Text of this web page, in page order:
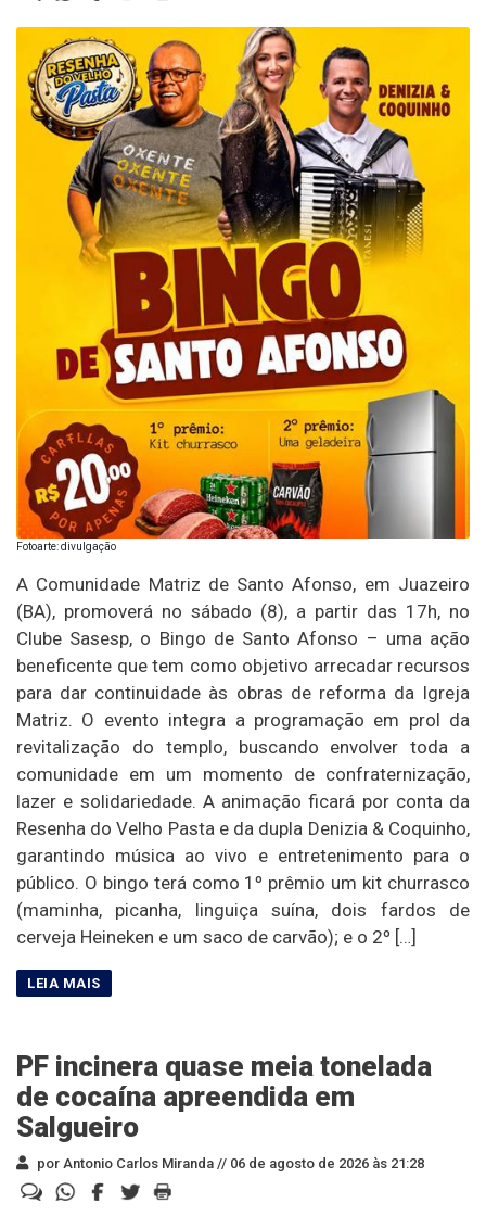
Fotoarte: divulgação
A Comunidade Matriz de Santo Afonso, em Juazeiro
(BA), promoverá no sábado (8), a partir das 17h, no
Clube Sasesp, o Bingo de Santo Afonso – uma ação
beneficente que tem como objetivo arrecadar recursos
para dar continuidade às obras de reforma da Igreja
Matriz. O evento integra a programação em prol da
revitalização do templo, buscando envolver toda a
comunidade em um momento de confraternização,
lazer e solidariedade. A animação ficará por conta da
Resenha do Velho Pasta e da dupla Denizia & Coquinho,
garantindo música ao vivo e entretenimento para o
público. O bingo terá como 1º prêmio um kit churrasco
(maminha, picanha, linguiça suína, dois fardos de
cerveja Heineken e um saco de carvão); e o 2º […]
PF incinera quase meia tonelada
de cocaína apreendida em
Salgueiro
por Antonio Carlos Miranda // 06 de agosto de 2026 às 21:28